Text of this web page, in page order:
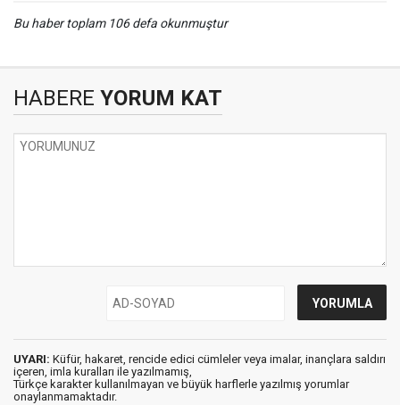
Bu haber toplam 106 defa okunmuştur
HABERE YORUM KAT
UYARI: Küfür, hakaret, rencide edici cümleler veya imalar, inançlara saldırı
içeren, imla kuralları ile yazılmamış,
Türkçe karakter kullanılmayan ve büyük harflerle yazılmış yorumlar
onaylanmamaktadır.